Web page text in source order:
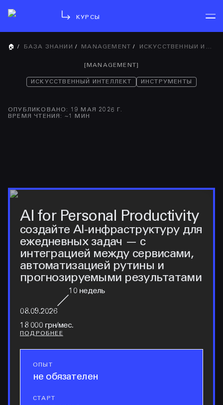
КУРСЫ
🏠 / БАЗА ЗНАНИЙ / MANAGEMENT / ИСКУССТВЕННЫЙ ИНТЕЛЛЕКТ
[ MANAGEMENT]
ИСКУССТВЕННЫЙ ИНТЕЛЛЕКТ ИНСТРУМЕНТЫ
ОПУБЛИКОВАНО :
19 МАЯ 2026 Г.
ВРЕМЯ ЧТЕНИЯ : ~1 МИН
AI for Personal Productivity
создайте AI-инфраструктуру для
ежедневных задач — с
интеграцией между сервисами,
автоматизацией рутины и
прогнозируемыми результатами
08.09.2026
10 недель
18 000 грн/мес.
ПОДРОБНЕЕ
опыт
ОПЫТ
не обязателен
старт
СТАРТ